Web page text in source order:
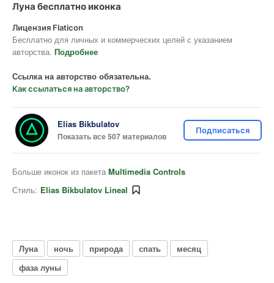
Луна бесплатно иконка
Лицензия Flaticon
Бесплатно для личных и коммерческих целей с указанием
авторства. Подробнее
Ссылка на авторство обязательна.
Как ссылаться на авторство?
Elias Bikbulatov
Показать все 507 материалов
Подписаться
Больше иконок из пакета Multimedia Controls
Стиль: Elias Bikbulatov Lineal
Луна ночь природа спать
месяц
фаза луны